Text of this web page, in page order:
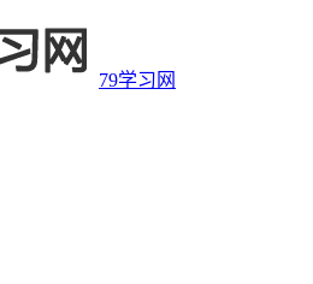
79学习网